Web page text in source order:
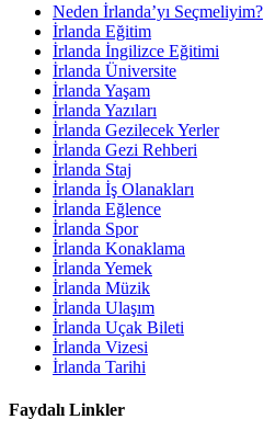
Neden İrlanda’yı Seçmeliyim?
İrlanda Eğitim
İrlanda İngilizce Eğitimi
İrlanda Üniversite
İrlanda Yaşam
İrlanda Yazıları
İrlanda Gezilecek Yerler
İrlanda Gezi Rehberi
İrlanda Staj
İrlanda İş Olanakları
İrlanda Eğlence
İrlanda Spor
İrlanda Konaklama
İrlanda Yemek
İrlanda Müzik
İrlanda Ulaşım
İrlanda Uçak Bileti
İrlanda Vizesi
İrlanda Tarihi
Faydalı Linkler